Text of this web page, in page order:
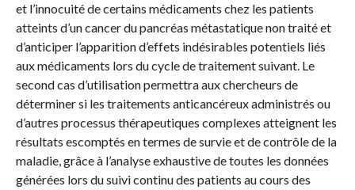
et l’innocuité de certains médicaments chez les patients
atteints d’un cancer du pancréas métastatique non traité et
d’anticiper l’apparition d’effets indésirables potentiels liés
aux médicaments lors du cycle de traitement suivant. Le
second cas d’utilisation permettra aux chercheurs de
déterminer si les traitements anticancéreux administrés ou
d’autres processus thérapeutiques complexes atteignent les
résultats escomptés en termes de survie et de contrôle de la
maladie, grâce à l’analyse exhaustive de toutes les données
générées lors du suivi continu des patients au cours des